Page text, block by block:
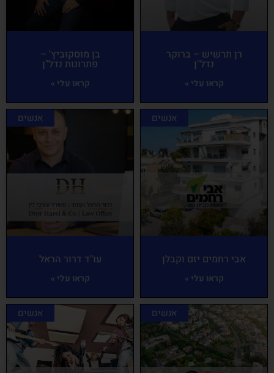
רן תרשיש – ברוקר
נדל"ן
קראו עלי »
בן מוסקוביץ' –
פתרונות נדל"ן
קראו עלי »
אנשים
אבי רחמים יזם וקבלן
קראו עלי »
אנשים
עו"ד דרור הראל
קראו עלי »
אנשים אנשים